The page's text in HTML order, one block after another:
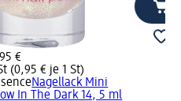
€
(0,95 € je 1 St)
Nagellack Mini
In The Dark 14, 5 ml